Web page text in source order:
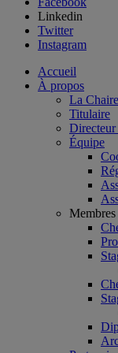
Linkedin
Twitter
Instagram
Accueil
À propos
La Chaire
Titulaire
Directeur
Équipe
Membres